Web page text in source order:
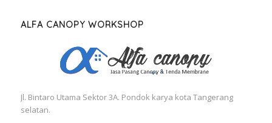
ALFA CANOPY WORKSHOP
Jl. Bintaro Utama Sektor 3A. Pondok karya kota Tangerang
selatan.